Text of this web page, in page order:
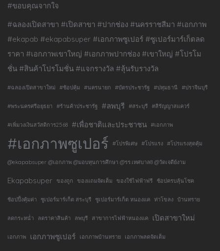
#ขอบคุณจากใจ
#ฉลองเปิดสาขา #เปิดสาขา #ปากช่อง #นครราชสีมา #เอกภาพ
#ekapab #ekapabsuper #เอกภาพซูเปอร์ #ซูเปอร์มาร์เก็ตลด
ราคา #เอกภาพเขาใหญ่ #เอกภาพปากช่อง #เขาใหญ่ #โปรโม
ชั่น #สินค้าโปรโมชั่น #แจกรางวัล #ลุ้นรับรางวัล
#ฉลองเปิดสาขาใหม่ #ช้อปคุ้ม #นครนายก #บัตรประชารัฐ #ปทุมธานี #ปราจีนบุรี
#พระนครศรีอยุธยา #ร้านค้าประชารัฐ #ลพบุรี #สระบุรี #สิรัญญาสแควร์
#เพิ่มวงเงินสวัสดิการ2568 #เพื่อชาติและประชาชน #เอกภาพ
#เอกภาพซูเปอร์ #โปรพิเศษ #โปรแรง #โปรแรงสุดคุ้ม
@ekapabsuper @เอกภาพ @มอบทุนการศึกษา @รร.เทศบาล8 @วัดเจดีย์งาม
Ekapabsuper ของถูก ของแถมจัดเต็ม ของใช้ไฟฟ้าฟรี ช้อปครบลุ้นโชค
ช้อปปิ้งคุ้มค่า ซูเปอร์มาร์เก็ต สระบุรี ซูเปอร์มาร์เก็ต หนองแค ท่าโขลง บ้านทราย
ลดกระหน่ำ ลดราคาสินค้า ลพบุรี สาขาการไฟฟ้าหนองแค เปิดสาขาใหม่
เอกภาพ เอกภาพซูเปอร์ เอกภาพบ้านทราย เอกภาพลดจัดเต็ม